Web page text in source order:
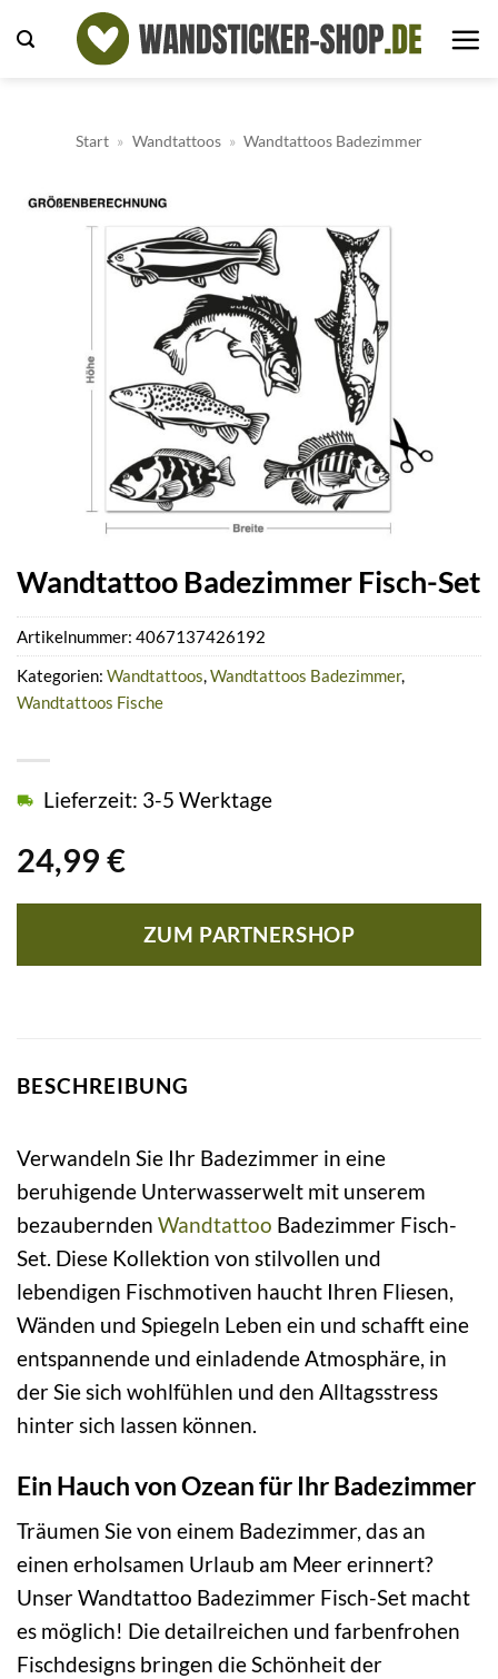
Inhalt
Start » Wandtattoos » Wandtattoos Badezimmer
Wandtattoo Badezimmer Fisch-Set
24,99 €
Lieferzeit: 3-5 Werktage
ZUM PARTNERSHOP
Artikelnummer: 4067137426192
Kategorien: Wandtattoos Wandtattoos Badezimmer,
Wandtattoos Fische
BESCHREIBUNG
Verwandeln Sie Ihr Badezimmer in eine
beruhigende Unterwasserwelt mit unserem
bezaubernden Wandtattoo Badezimmer Fisch-
Set. Diese Kollektion von stilvollen und
lebendigen Fischmotiven haucht Ihren Fliesen,
Wänden und Spiegeln Leben ein und schafft eine
entspannende und einladende Atmosphäre, in
der Sie sich wohlfühlen und den Alltagsstress
hinter sich lassen können.
Ein Hauch von Ozean für Ihr Badezimmer
Träumen Sie von einem Badezimmer, das an
einen erholsamen Urlaub am Meer erinnert?
Unser Wandtattoo Badezimmer Fisch-Set macht
es möglich! Die detailreichen und farbenfrohen
Fischdesigns bringen die Schönheit der